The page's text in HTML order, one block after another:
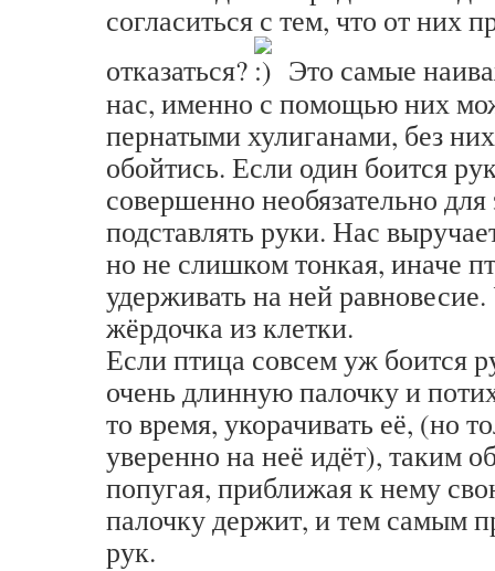
согласиться с тем, что от них
отказаться?
Это самые
нас, именно с помощью них
пернатыми хулиганами, без
обойтись. Если один боится
совершенно необязательно
подставлять руки. Нас
но не слишком тонкая, иначе
удерживать на ней
жёрдочка из клетки.
Если птица совсем уж боится
очень длинную палочку и
то время, укорачивать её, (но
уверенно на неё идёт), таким
попугая, приближая к нему
палочку держит, и тем самым
рук.